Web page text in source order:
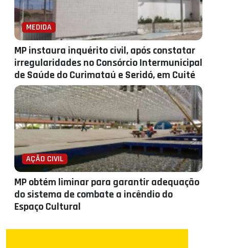
MEDIDA
MP instaura inquérito civil, após constatar
irregularidades no Consórcio Intermunicipal
de Saúde do Curimataú e Seridó, em Cuité
AÇÃO CIVIL
MP obtém liminar para garantir adequação
do sistema de combate a incêndio do
Espaço Cultural